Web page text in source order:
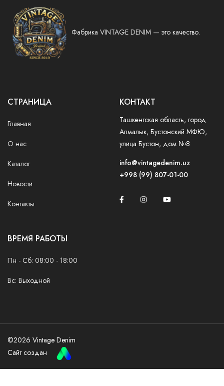
Фабрика VINTAGE DENIM — это качество.
СТРАНИЦА
Главная
О нас
Каталог
Новости
Контакты
КОНТАКТ
Ташкентская область, город
Алмалык, Бустонский МФЮ,
улица Бустон, дом №8
info@vintagedenim.uz
+998 (99) 807-01-00
ВРЕМЯ РАБОТЫ
Пн - Сб: 08:00 - 18:00
Вс: Выходной
©2026 Vintage Denim
Сайт создан